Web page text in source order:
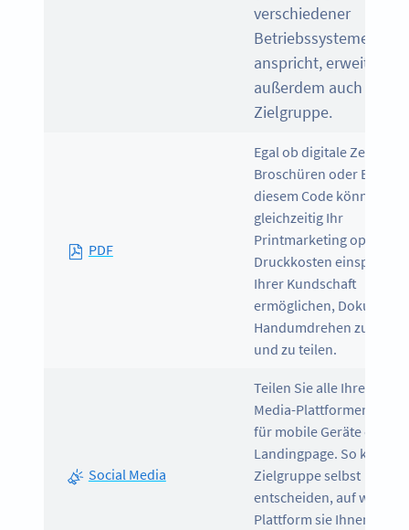
verschiedener
Betriebssysteme
anspricht, erweitert er
außerdem auch noch
Zielgruppe.
PDF
Egal ob digitale
Broschüren oder E-
diesem Code können Sie
gleichzeitig Ihr
Printmarketing
Druckkosten einsparen
Ihrer Kundschaft
ermöglichen,
Handumdrehen zu
und zu teilen.
Social Media
Teilen Sie alle Ihre Social-
Media-Plattformen auf
für mobile Geräte
Landingpage. So kann
Zielgruppe selbst
entscheiden, auf welcher
Plattform sie Ihnen